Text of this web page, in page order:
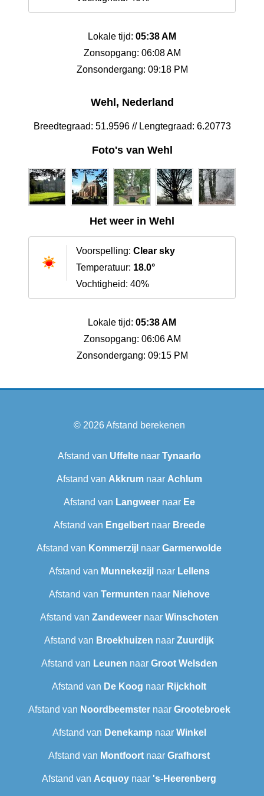
Lokale tijd: 05:38 AM
Zonsopgang: 06:08 AM
Zonsondergang: 09:18 PM
Wehl, Nederland
Breedtegraad: 51.9596 // Lengtegraad: 6.20773
Foto's van Wehl
Het weer in Wehl
Voorspelling: Clear sky
Temperatuur: 18.0°
Vochtigheid: 40%
Lokale tijd: 05:38 AM
Zonsopgang: 06:06 AM
Zonsondergang: 09:15 PM
© 2026Afstand berekenen
Afstand van Uffeltenaar Tynaarlo
Afstand van Akkrumnaar Achlum
Afstand van Langweer‎naar Ee
Afstand van Engelbertnaar Breede
Afstand van Kommerzijl naar Garmerwolde
Afstand van Munnekezijl naar Lellens
Afstand van Termunten naar Niehove
Afstand van Zandeweernaar Winschoten
Afstand van Broekhuizen naar Zuurdijk
Afstand van Leunen naar Groot Welsden
Afstand van De Koog naar Rijckholt
Afstand van Noordbeemsternaar Grootebroek
Afstand van Denekamp naar Winkel
Afstand van Montfoort naar Grafhorst
Afstand van Acquoy naar 's-Heerenberg